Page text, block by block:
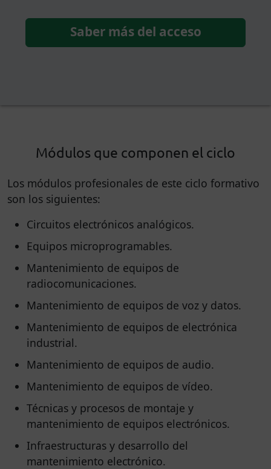
Saber más del acceso
Módulos que componen el ciclo
Los módulos profesionales de este ciclo formativo
son los siguientes:
Circuitos electrónicos analógicos.
Equipos microprogramables.
Mantenimiento de equipos de
radiocomunicaciones.
Mantenimiento de equipos de voz y datos.
Mantenimiento de equipos de electrónica
industrial.
Mantenimiento de equipos de audio.
Mantenimiento de equipos de vídeo.
Técnicas y procesos de montaje y
mantenimiento de equipos electrónicos.
Infraestructuras y desarrollo del
mantenimiento electrónico.